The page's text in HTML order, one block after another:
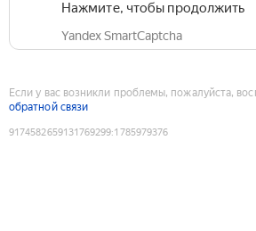
Нажмите, чтобы продолжить
Yandex SmartCaptcha
Если у вас возникли проблемы, пожалуйста,
обратной связи
9174582659131769299:1785979376